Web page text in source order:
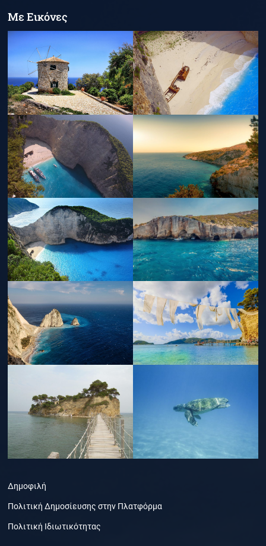
Με Εικόνες
Δημοφιλή
Πολιτική Δημοσίευσης στην Πλατφόρμα
Πολιτική Ιδιωτικότητας